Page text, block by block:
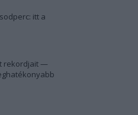
itt a
rekordjait —